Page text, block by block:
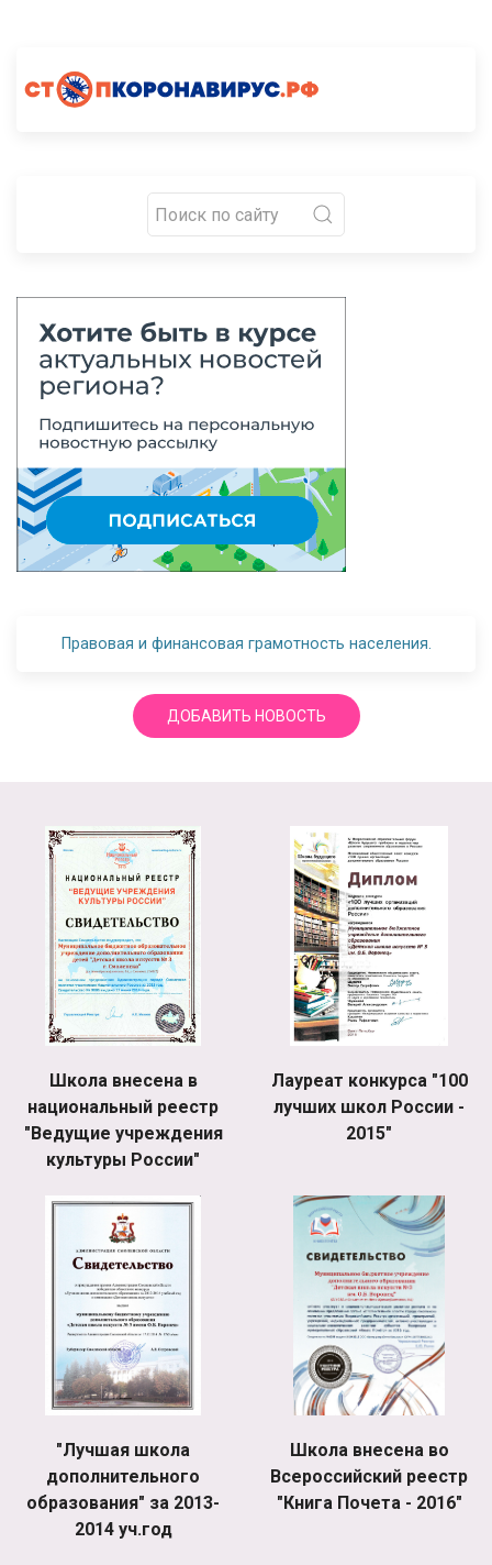
Правовая и финансовая грамотность населения.
ДОБАВИТЬ НОВОСТЬ
Школа внесена в
национальный реестр
"Ведущие учреждения
культуры России"
Лауреат конкурса "100
лучших школ России -
2015"
"Лучшая школа
дополнительного
образования" за 2013-
2014 уч.год
Школа внесена во
Всероссийский реестр
"Книга Почета - 2016"